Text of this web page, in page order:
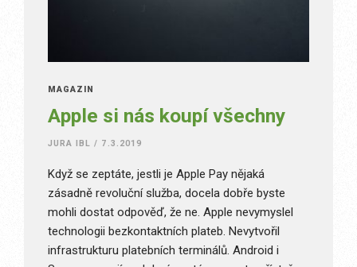
MAGAZÍN
Apple si nás koupí všechny
JURA IBL / 7.3.2019
Když se zeptáte, jestli je Apple Pay nějaká
zásadně revoluční služba, docela dobře byste
mohli dostat odpověď, že ne. Apple nevymyslel
technologii bezkontaktních plateb. Nevytvořil
infrastrukturu platebních terminálů. Android i